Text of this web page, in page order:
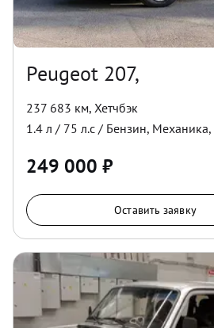
Peugeot 207,
237 683 км, Хетчбэк
1.4 л / 75 л.с / Бензин, Механика,
249 000 ₽
Оставить заявку